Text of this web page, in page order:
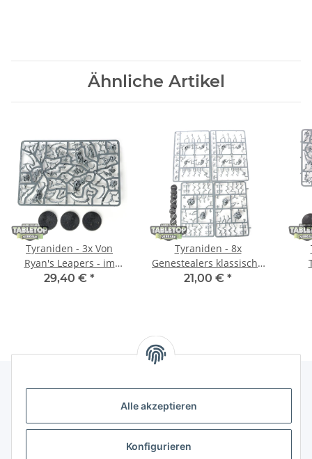
Alle akzeptieren
Konfigurieren
Ähnliche Artikel
Tyraniden - 3x Von
Ryan's Leapers - im
Gussrahmen
29,40 € *
Tyraniden - 8x
Genestealers klassisch -
im Gussrahmen
21,00 € *
Gesetzliche Informationen